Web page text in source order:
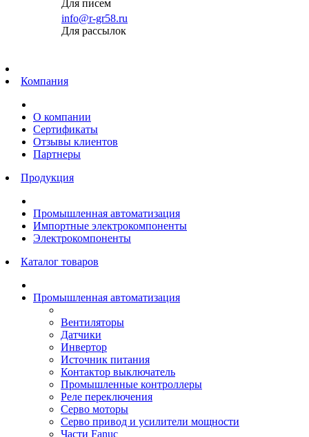
Для писем
info@r-gr58.ru
Для рассылок
Компания
О компании
Сертификаты
Отзывы клиентов
Партнеры
Продукция
Промышленная автоматизация
Импортные электрокомпоненты
Электрокомпоненты
Каталог товаров
Промышленная автоматизация
Вентиляторы
Датчики
Инвертор
Источник питания
Контактор выключатель
Промышленные контроллеры
Реле переключения
Серво моторы
Серво привод и усилители мощности
Части Fanuc